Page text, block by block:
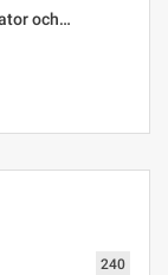
och…
240